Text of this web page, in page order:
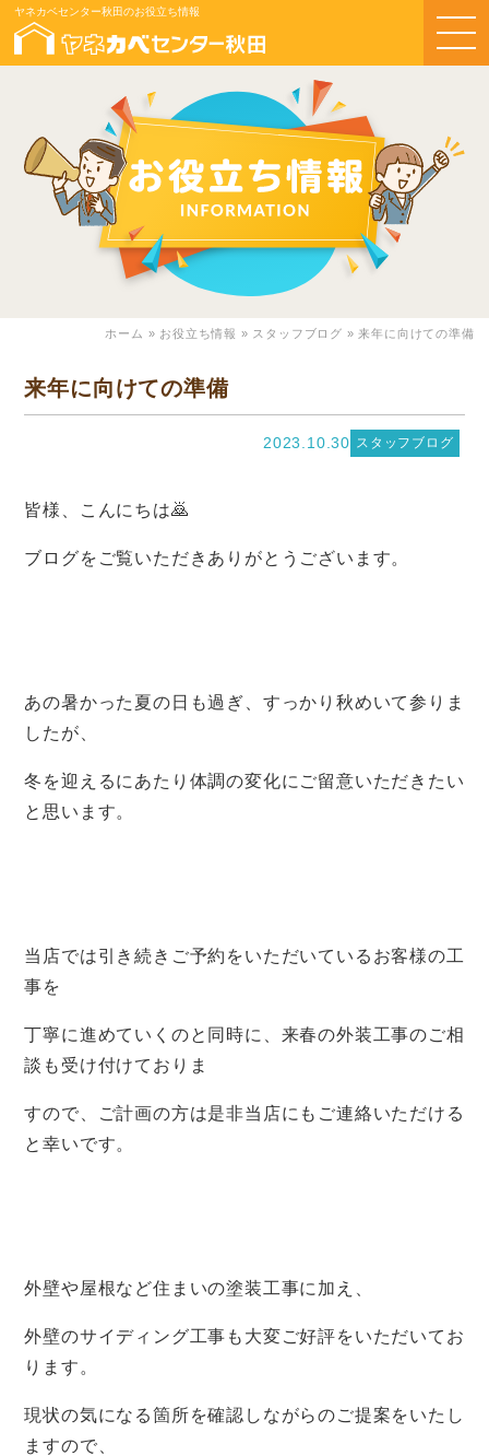
ヤネカベセンター秋田のお役立ち情報
ホーム » お役立ち情報 » スタッフブログ » 来年に向けての準備
来年に向けての準備
2023.10.30 スタッフブログ
皆様、こんにちは🙇
ブログをご覧いただきありがとうございます。
あの暑かった夏の日も過ぎ、すっかり秋めいて参りま
したが、
冬を迎えるにあたり体調の変化にご留意いただきたい
と思います。
当店では引き続きご予約をいただいているお客様の工
事を
丁寧に進めていくのと同時に、来春の外装工事のご相
談も受け付けておりま
すので、ご計画の方は是非当店にもご連絡いただける
と幸いです。
外壁や屋根など住まいの塗装工事に加え、
外壁のサイディング工事も大変ご好評をいただいてお
ります。
現状の気になる箇所を確認しながらのご提案をいたし
ますので、